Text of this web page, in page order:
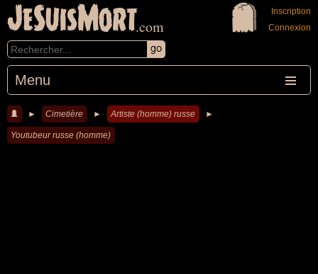
JeSuisMort.com
Menu
Inscription
Connexion
► Cimetière ► Artiste (homme) russe ►
Youtubeur russe (homme)